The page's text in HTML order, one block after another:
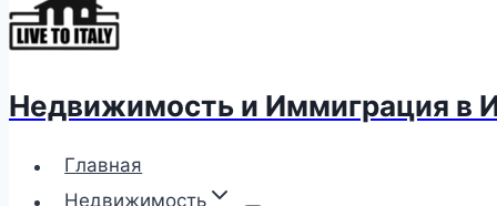
Недвижимость и Иммиграция в
Главная
Недвижимость